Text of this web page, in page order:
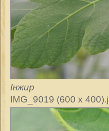
Інжир
IMG_9019 (600 x